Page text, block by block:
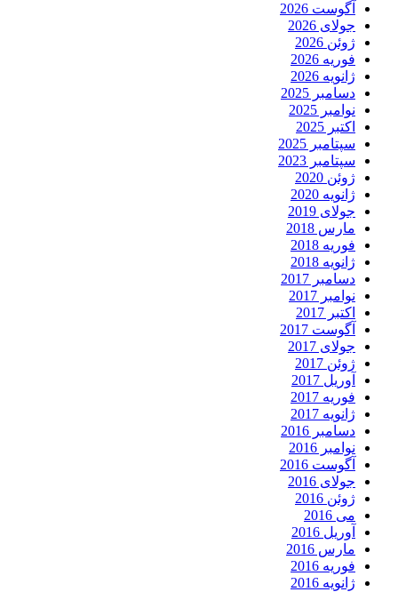
آگوست 2026
جولای 2026
ژوئن 2026
فوریه 2026
ژانویه 2026
دسامبر 2025
نوامبر 2025
اکتبر 2025
سپتامبر 2025
سپتامبر 2023
ژوئن 2020
ژانویه 2020
جولای 2019
مارس 2018
فوریه 2018
ژانویه 2018
دسامبر 2017
نوامبر 2017
اکتبر 2017
آگوست 2017
جولای 2017
ژوئن 2017
آوریل 2017
فوریه 2017
ژانویه 2017
دسامبر 2016
نوامبر 2016
آگوست 2016
جولای 2016
ژوئن 2016
می 2016
آوریل 2016
مارس 2016
فوریه 2016
ژانویه 2016